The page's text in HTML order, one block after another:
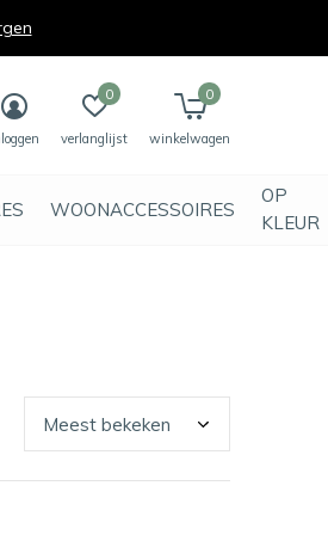
WOONACCESSOIRES
OP
KLEUR
verlanglijst
0
winkelwagen
0